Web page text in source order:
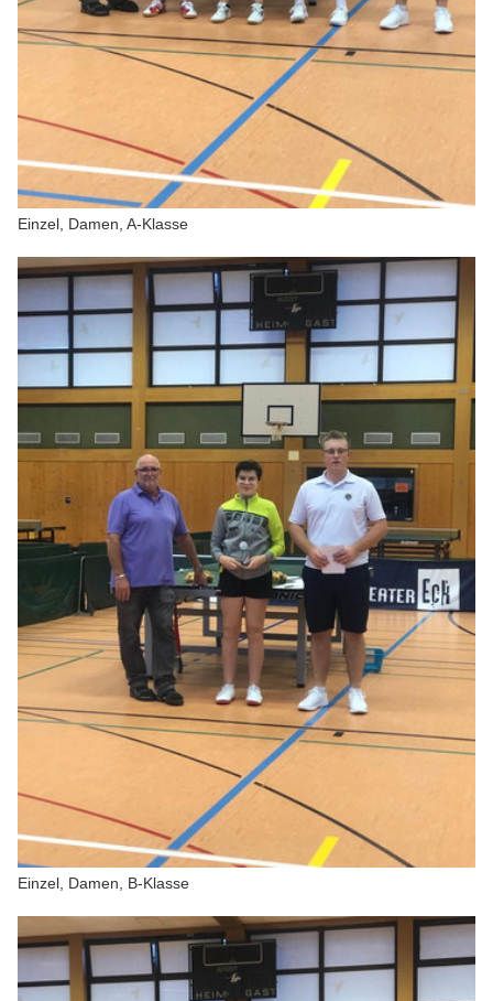
Einzel, Damen, A-Klasse
Einzel, Damen, B-Klasse